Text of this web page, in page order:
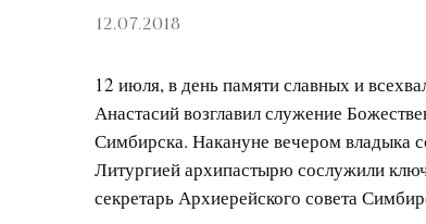
12.07.2018
12 июля, в день памяти славных и
Анастасий возглавил служение
Симбирска. Накануне вечером владыка
Литургией архипастырю сослужили
секретарь Архиерейского совета